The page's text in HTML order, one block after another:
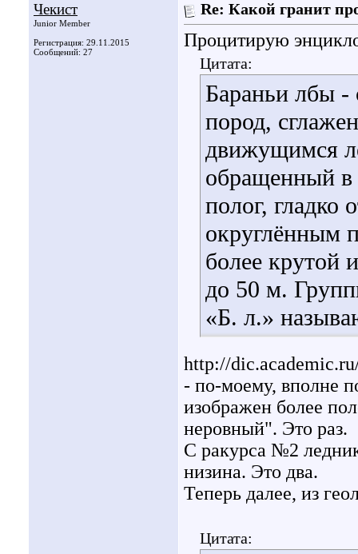
Чекист
Junior Member
Регистрация: 29.11.2015
Сообщений: 27
Re: Какой гранит
Процитирую
Цитата:
Бараньи лбы -
пород,
движущимся
обращенный в
полог, гладко
округлённым
более крутой
до 50 м.
«Б. л.»
http://
- по-моему, вполне
изображен более
неровный". Это раз.
С ракурса №2
низина. Это два.
Теперь далее, из
Цитата: